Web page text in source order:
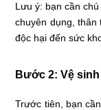
Lưu ý: bạn cần
chuyên dụng, thân
độc hại đến sức
Bước 2: Vệ
Trước tiên, bạn